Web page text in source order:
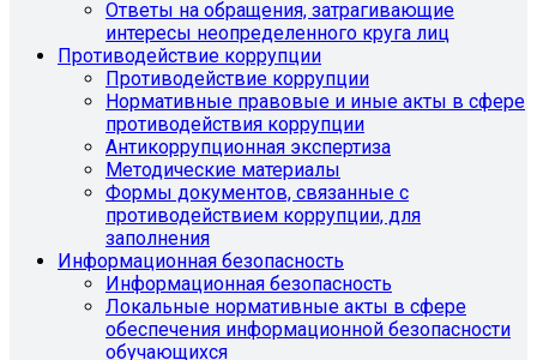
Ответы на обращения, затрагивающие
интересы неопределенного круга лиц
Противодействие коррупции
Противодействие коррупции
Нормативные правовые и иные акты в сфере
противодействия коррупции
Антикоррупционная экспертиза
Методические материалы
Формы документов, связанные с
противодействием коррупции, для
заполнения
Информационная безопасность
Информационная безопасность
Локальные нормативные акты в сфере
обеспечения информационной безопасности
обучающихся